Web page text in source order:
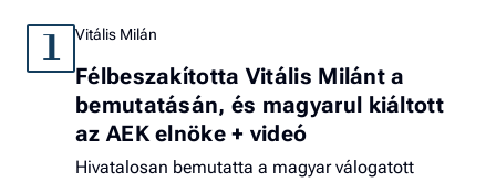
1 Vitális Milán
Félbeszakította Vitális Milánt a
bemutatásán, és magyarul kiáltott
az AEK elnöke + videó
Hivatalosan bemutatta a magyar válogatott